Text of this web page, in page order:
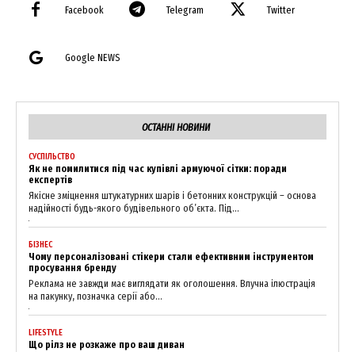
News Week
Magazine PRO
Facebook Telegram Twitter
Google NEWS
ОСТАННІ НОВИНИ
СУСПІЛЬСТВО
Як не помилитися під час купівлі армуючої сітки: поради
експертів
Якісне зміцнення штукатурних шарів і бетонних конструкцій – основа
надійності будь-якого будівельного об’єкта. Під...
БІЗНЕС
Чому персоналізовані стікери стали ефективним інструментом
просування бренду
Реклама не завжди має виглядати як оголошення. Влучна ілюстрація
на пакунку, позначка серії або...
LIFESTYLE
Що рілз не розкаже про ваш диван